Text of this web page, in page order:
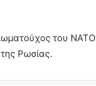
του ΝΑΤΟ
Ρωσίας.